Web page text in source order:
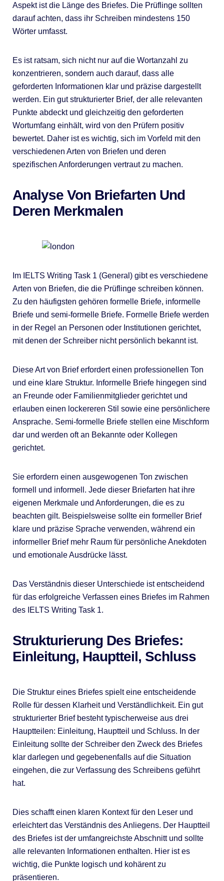
Aspekt ist die Länge des Briefes. Die Prüflinge sollten
darauf achten, dass ihr Schreiben mindestens 150
Wörter umfasst.
Es ist ratsam, sich nicht nur auf die Wortanzahl zu
konzentrieren, sondern auch darauf, dass alle
geforderten Informationen klar und präzise dargestellt
werden. Ein gut strukturierter Brief, der alle relevanten
Punkte abdeckt und gleichzeitig den geforderten
Wortumfang einhält, wird von den Prüfern positiv
bewertet. Daher ist es wichtig, sich im Vorfeld mit den
verschiedenen Arten von Briefen und deren
spezifischen Anforderungen vertraut zu machen.
Analyse Von Briefarten Und
Deren Merkmalen
Im IELTS Writing Task 1 (General) gibt es verschiedene
Arten von Briefen, die die Prüflinge schreiben können.
Zu den häufigsten gehören formelle Briefe, informelle
Briefe und semi-formelle Briefe. Formelle Briefe werden
in der Regel an Personen oder Institutionen gerichtet,
mit denen der Schreiber nicht persönlich bekannt ist.
Diese Art von Brief erfordert einen professionellen Ton
und eine klare Struktur. Informelle Briefe hingegen sind
an Freunde oder Familienmitglieder gerichtet und
erlauben einen lockereren Stil sowie eine persönlichere
Ansprache. Semi-formelle Briefe stellen eine Mischform
dar und werden oft an Bekannte oder Kollegen
gerichtet.
Sie erfordern einen ausgewogenen Ton zwischen
formell und informell. Jede dieser Briefarten hat ihre
eigenen Merkmale und Anforderungen, die es zu
beachten gilt. Beispielsweise sollte ein formeller Brief
klare und präzise Sprache verwenden, während ein
informeller Brief mehr Raum für persönliche Anekdoten
und emotionale Ausdrücke lässt.
Das Verständnis dieser Unterschiede ist entscheidend
für das erfolgreiche Verfassen eines Briefes im Rahmen
des IELTS Writing Task 1.
Strukturierung Des Briefes:
Einleitung, Hauptteil, Schluss
Die Struktur eines Briefes spielt eine entscheidende
Rolle für dessen Klarheit und Verständlichkeit. Ein gut
strukturierter Brief besteht typischerweise aus drei
Hauptteilen: Einleitung, Hauptteil und Schluss. In der
Einleitung sollte der Schreiber den Zweck des Briefes
klar darlegen und gegebenenfalls auf die Situation
eingehen, die zur Verfassung des Schreibens geführt
hat.
Dies schafft einen klaren Kontext für den Leser und
erleichtert das Verständnis des Anliegens. Der Hauptteil
des Briefes ist der umfangreichste Abschnitt und sollte
alle relevanten Informationen enthalten. Hier ist es
wichtig, die Punkte logisch und kohärent zu
präsentieren.